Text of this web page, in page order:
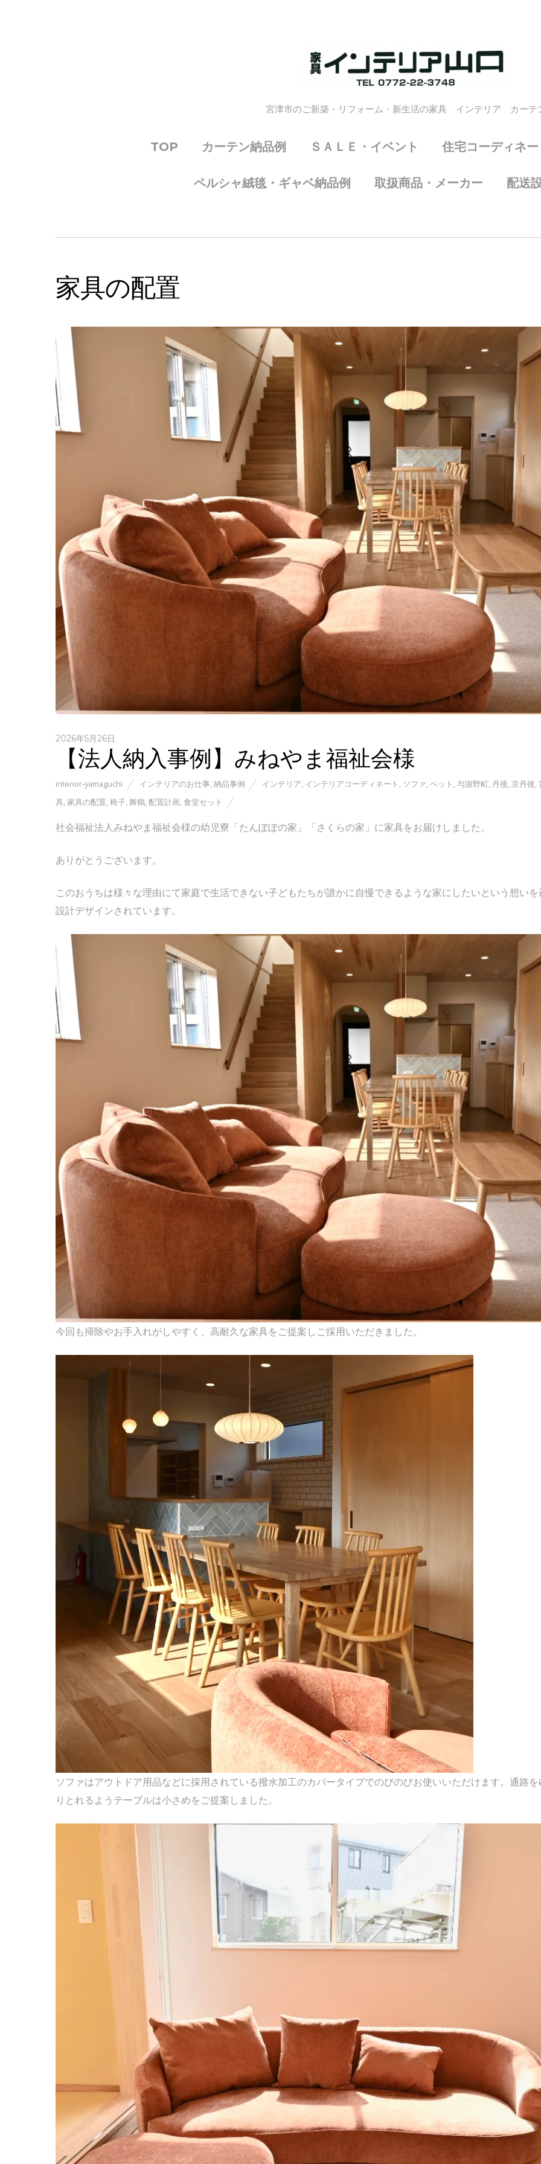
宮津市のご新築・リフォーム・新生活の家具 インテリア カーテ
TOP カーテン納品例 ＳＡＬＥ・イベント 住宅コーディネ
ペルシャ絨毯・ギャベ納品例 取扱商品・メーカー 配送
家具の配置
2026年5月26日
【法人納入事例】みねやま福祉会様
interior-yamaguchi インテリアのお仕事,納品事例 インテリア, インテリアコーディネート , ソファ,ベット ,与謝野町,丹後,京丹後,
具,家具の配置,椅子,舞鶴,配置計画,食堂セット
社会福祉法人みねやま福祉会様の幼児寮「たんぽぽの家」「さくらの家」に家具をお届けしました。
ありがとうございます。
このおうちは様々な理由にて家庭で生活できない子どもたちが誰かに自慢できるような家にしたいという想い
設計デザインされています。
今回も掃除やお手入れがしやすく、高耐久な家具をご提案しご採用いただきました。
ソファはアウトドア用品などに採用されている撥水加工のカバータイプでのびのびお使いいただけます。通路
りとれるようテーブルは小さめをご提案しました。